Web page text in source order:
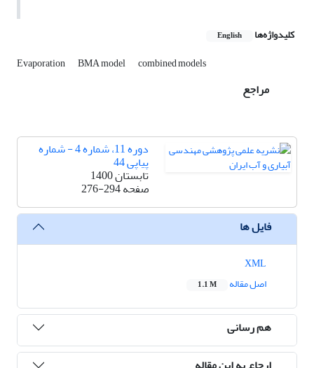
کلیدواژه‌ها English
Evaporation BMA model combined models
مراجع
دوره 11، شماره 4 - شماره
پیاپی 44
تابستان 1400
صفحه276-294
فایل ها
اصل مقاله
1.1 M
هم رسانی